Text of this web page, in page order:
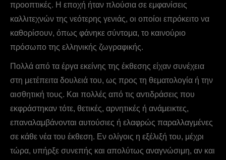
προοπτικές. Η εποχή ήταν πλούσια σε εμφανίσεις
καλλιτεχνών της νεότερης γενιάς, οι οποίοι επρόκειτο να
καθορίσουν, όπως φάνηκε σύντομα, το καινούριο
πρόσωπο της ελληνικής ζωγραφικής.
Πολλά από τα έργα εκείνης της έκθεσης είχαν συνέχεια
στη μετέπειτα δουλειά του, ως προς τη θεματολογία ή την
αισθητική τους. Και πολλές από τις αντιδράσεις που
εκφράστηκαν τότε, θετικές, αρνητικές ή ανάμεικτες,
επαναλαμβάνονται αυτούσιες ή ελαφρώς παραλλαγμένες
σε κάθε νέα του έκθεση. Εν ολίγοις η εξέλιξή του, μέχρι
τώρα, υπήρξε συνεπής και απολύτως αναγνώσιμη, αν και